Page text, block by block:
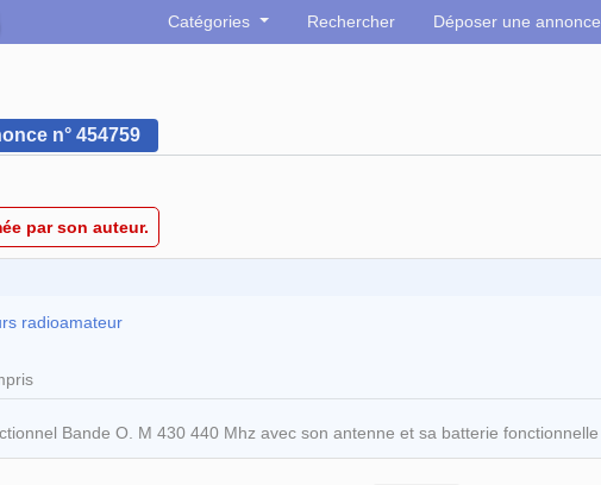
Catégories Rechercher Déposer une annonce
n° 454759
par son auteur.
radioamateur
Bande O. M 430 440 Mhz avec son antenne et sa batterie fonctionnelle